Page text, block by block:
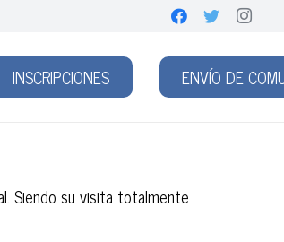
INSCRIPCIONES ENVÍO DE
Siendo su visita totalmente